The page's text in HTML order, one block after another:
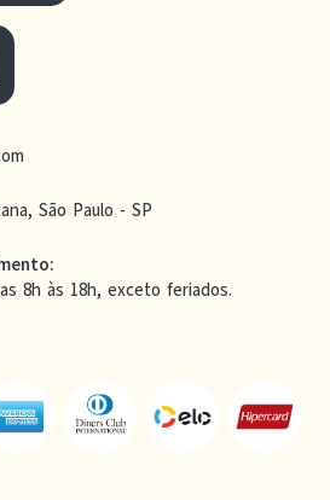
São Paulo - SP
:
8h às 18h, exceto feriados.